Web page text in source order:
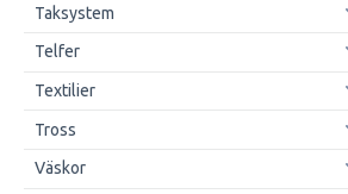
Taksystem
Telfer
Textilier
Tross
Väskor